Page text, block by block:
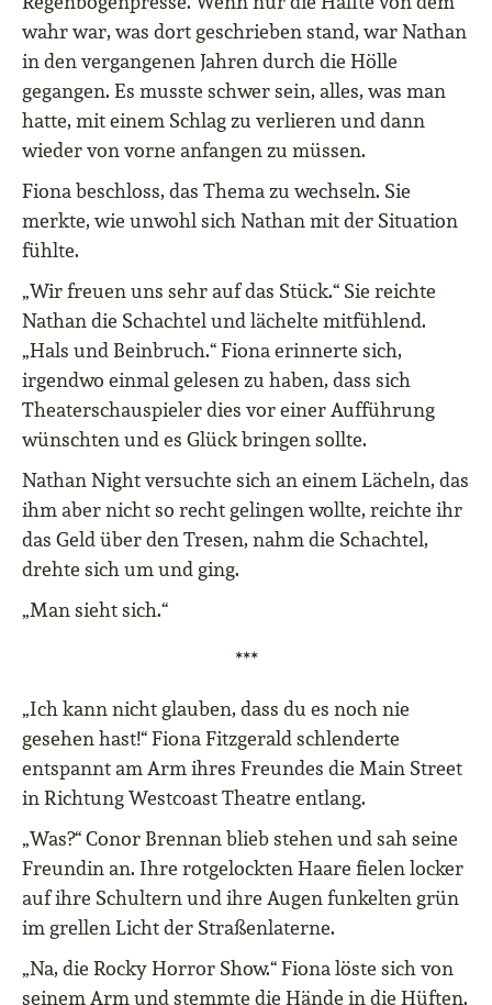
wahr war, was dort geschrieben stand, war Nathan
in den vergangenen Jahren durch die Hölle
gegangen. Es musste schwer sein, alles, was man
hatte, mit einem Schlag zu verlieren und dann
wieder von vorne anfangen zu müssen.
Fiona beschloss, das Thema zu wechseln. Sie
merkte, wie unwohl sich Nathan mit der Situation
fühlte.
„Wir freuen uns sehr auf das Stück.“ Sie reichte
Nathan die Schachtel und lächelte mitfühlend.
„Hals und Beinbruch.“ Fiona erinnerte sich,
irgendwo einmal gelesen zu haben, dass sich
Theaterschauspieler dies vor einer Aufführung
wünschten und es Glück bringen sollte.
Nathan Night versuchte sich an einem Lächeln, das
ihm aber nicht so recht gelingen wollte, reichte ihr
das Geld über den Tresen, nahm die Schachtel,
drehte sich um und ging.
„Man sieht sich.“
***
„Ich kann nicht glauben, dass du es noch nie
gesehen hast!“ Fiona Fitzgerald schlenderte
entspannt am Arm ihres Freundes die Main Street
in Richtung Westcoast Theatre entlang.
„Was?“ Conor Brennan blieb stehen und sah seine
Freundin an. Ihre rotgelockten Haare fielen locker
auf ihre Schultern und ihre Augen funkelten grün
im grellen Licht der Straßenlaterne.
„Na, die Rocky Horror Show.“ Fiona löste sich von
seinem Arm und stemmte die Hände in die Hüften.